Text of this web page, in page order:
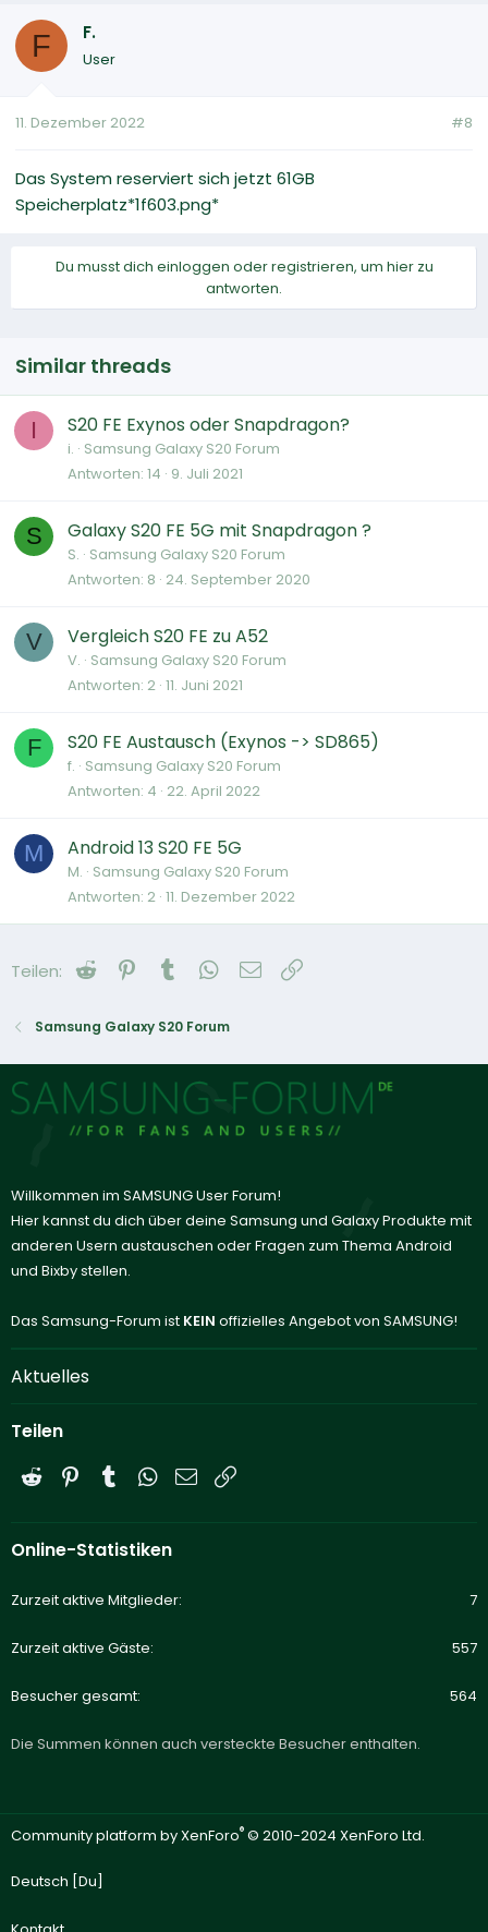
F F.
User
11. Dezember 2022 #8
Das System reserviert sich jetzt 61GB
Speicherplatz*1f603.png*
Du musst dich einloggen oder registrieren, um hier zu
antworten.
Similar threads
I S20 FE Exynos oder Snapdragon?
i. Samsung Galaxy S20 Forum
Antworten 14 9. Juli 2021
S Galaxy S20 FE 5G mit Snapdragon ?
S. Samsung Galaxy S20 Forum
Antworten 8 24. September 2020
V Vergleich S20 FE zu A52
V. Samsung Galaxy S20 Forum
Antworten 2 11. Juni 2021
F S20 FE Austausch (Exynos -> SD865)
f. Samsung Galaxy S20 Forum
Antworten 4 22. April 2022
M Android 13 S20 FE 5G
M. Samsung Galaxy S20 Forum
Antworten 2 11. Dezember 2022
Teilen: Reddit Pinterest
Tumblr WhatsApp
E-Mail
Samsung Galaxy S20 Forum
Willkommen im SAMSUNG User Forum!
Hier kannst du dich über deine Samsung und Galaxy Produkte mit
anderen Usern austauschen oder Fragen zum Thema Android
und Bixby stellen.
Das Samsung-Forum ist KEIN offizielles Angebot von SAMSUNG!
Aktuelles
Teilen
Reddit PinterestTumblrWhatsApp
E-Mail
Online-Statistiken
Zurzeit aktive Mitglieder 7
Zurzeit aktive Gäste 557
Besucher gesamt 564
Die Summen können auch versteckte Besucher enthalten.
Community platform by XenForo® © 2010-2024 XenForo Ltd.
Deutsch [Du]